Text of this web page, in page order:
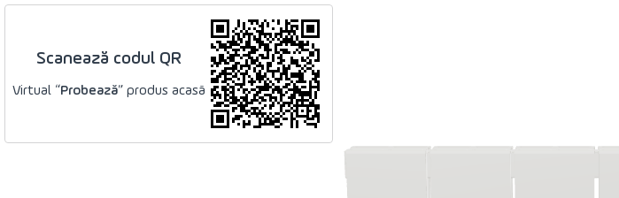
Scanează codul QR
Virtual “Probează” produs acasă